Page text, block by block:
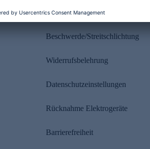
Rechtliches
Beschwerde/Streitschlichtung
Widerrufsbelehrung
Datenschutzeinstellungen
Rücknahme Elektrogeräte
Barrierefreiheit